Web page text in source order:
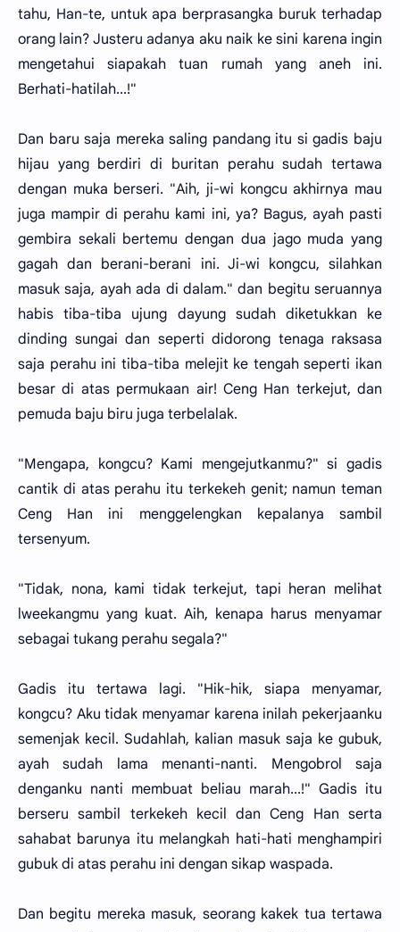
tahu, Han-te, untuk apa berprasangka buruk terhadap
orang lain? Justeru adanya aku naik ke sini karena ingin
mengetahui siapakah tuan rumah yang aneh ini.
Berhati-hatilah...!"
Dan baru saja mereka saling pandang itu si gadis baju
hijau yang berdiri di buritan perahu sudah tertawa
dengan muka berseri. "Aih, ji-wi kongcu akhirnya mau
juga mampir di perahu kami ini, ya? Bagus, ayah pasti
gembira sekali bertemu dengan dua jago muda yang
gagah dan berani-berani ini. Ji-wi kongcu, silahkan
masuk saja, ayah ada di dalam." dan begitu seruannya
habis tiba-tiba ujung dayung sudah diketukkan ke
dinding sungai dan seperti didorong tenaga raksasa
saja perahu ini tiba-tiba melejit ke tengah seperti ikan
besar di atas permukaan air! Ceng Han terkejut, dan
pemuda baju biru juga terbelalak.
"Mengapa, kongcu? Kami mengejutkanmu?" si gadis
cantik di atas perahu itu terkekeh genit; namun teman
Ceng Han ini menggelengkan kepalanya sambil
tersenyum.
"Tidak, nona, kami tidak terkejut, tapi heran melihat
lweekangmu yang kuat. Aih, kenapa harus menyamar
sebagai tukang perahu segala?"
Gadis itu tertawa lagi. "Hik-hik, siapa menyamar,
kongcu? Aku tidak menyamar karena inilah pekerjaanku
semenjak kecil. Sudahlah, kalian masuk saja ke gubuk,
ayah sudah lama menanti-nanti. Mengobrol saja
denganku nanti membuat beliau marah...!" Gadis itu
berseru sambil terkekeh kecil dan Ceng Han serta
sahabat barunya itu melangkah hati-hati menghampiri
gubuk di atas perahu ini dengan sikap waspada.
Dan begitu mereka masuk, seorang kakek tua tertawa